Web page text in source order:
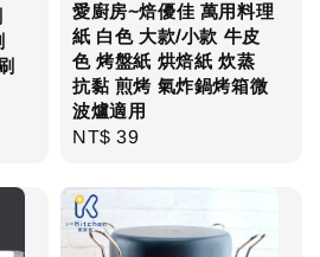
愛廚房~焙優佳 萬用料理
紙 白色 大款/小款 牛皮
色 烤盤紙 烘焙紙 炊蒸
抗黏 煎烤 氣炸鍋烤箱微
波爐適用
Regular
NT$ 39